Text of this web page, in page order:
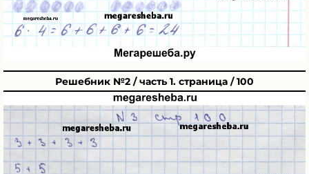
Решебник №2 / часть 1. страница / 100